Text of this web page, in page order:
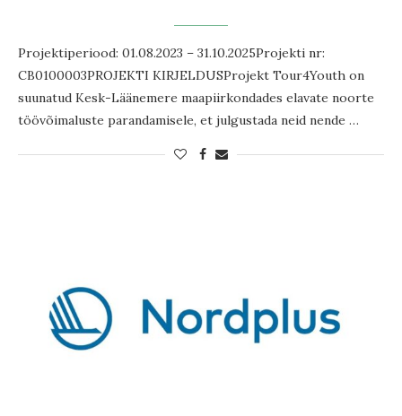
Projektiperiood: 01.08.2023 – 31.10.2025Projekti nr:
CB0100003PROJEKTI KIRJELDUSProjekt Tour4Youth on
suunatud Kesk-Läänemere maapiirkondades elavate noorte
töövõimaluste parandamisele, et julgustada neid nende …